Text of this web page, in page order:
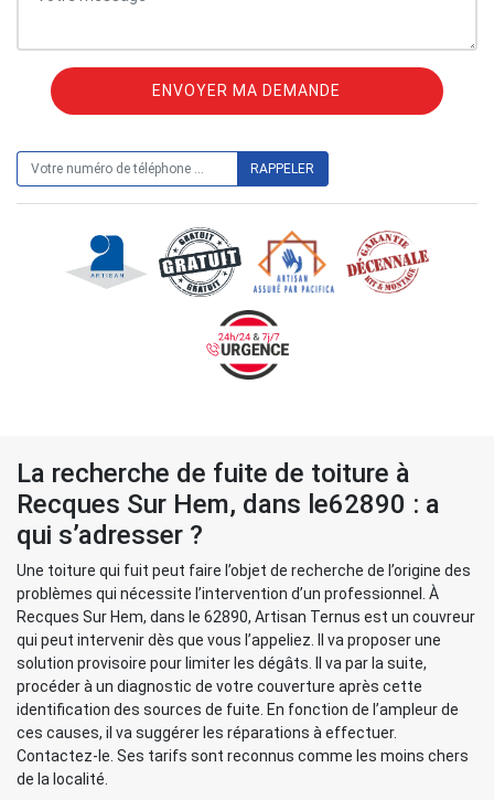
La recherche de fuite de toiture à
Recques Sur Hem, dans le62890 : a
qui s’adresser ?
Une toiture qui fuit peut faire l’objet de recherche de l’origine des
problèmes qui nécessite l’intervention d’un professionnel. À
Recques Sur Hem, dans le 62890, Artisan Ternus est un couvreur
qui peut intervenir dès que vous l’appeliez. Il va proposer une
solution provisoire pour limiter les dégâts. Il va par la suite,
procéder à un diagnostic de votre couverture après cette
identification des sources de fuite. En fonction de l’ampleur de
ces causes, il va suggérer les réparations à effectuer.
Contactez-le. Ses tarifs sont reconnus comme les moins chers
de la localité.